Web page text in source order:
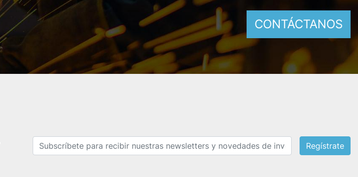
CONTÁCTANOS
Regístrate